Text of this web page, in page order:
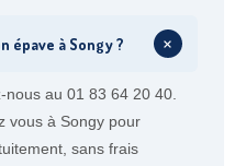
épave à Songy ? +
nous au 01 83 64 20 40.
vous à Songy pour
sans frais